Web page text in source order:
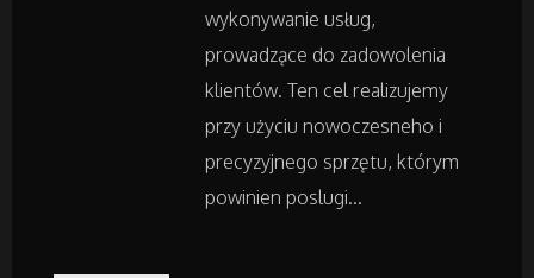
Opieka
Inne Usługi
Noclegi
wykonywanie usług,
prowadzące do zadowolenia
klientów. Ten cel realizujemy
przy użyciu nowoczesneho i
precyzyjnego sprzętu, którym
powinien poslugi...